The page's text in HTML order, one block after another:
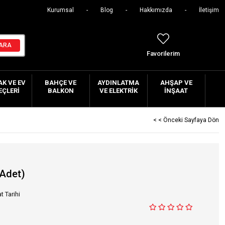
Kurumsal Blog Hakkımızda İletişim
Favorilerim
VE EV
BAHÇE VE
BALKON
AYDINLATMA
VE ELEKTRIK
AHŞAP VE
İNŞAAT
< < Önceki Sayfaya Dön
Tarihi